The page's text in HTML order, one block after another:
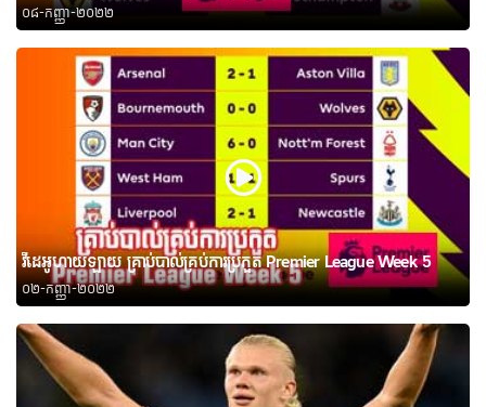
០៨-កញ្ញា-២០២២
វីដេអូហាយឡាយ គ្រាប់បាល់គ្រប់ការប្រកួត Premier League Week 5
០២-កញ្ញា-២០២២